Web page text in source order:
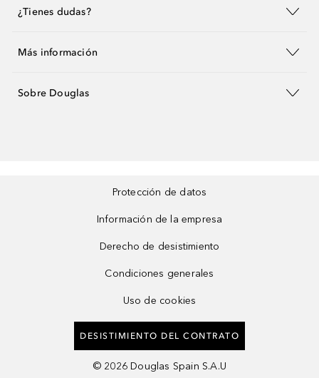
¿Tienes dudas?
Más información
Sobre Douglas
Protección de datos
Información de la empresa
Derecho de desistimiento
Condiciones generales
Uso de cookies
DESISTIMIENTO DEL CONTRATO
© 2026 Douglas Spain S.A.U